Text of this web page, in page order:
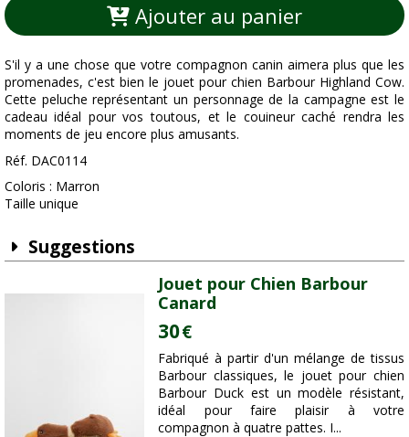
Ajouter au panier
S'il y a une chose que votre compagnon canin aimera plus que les
promenades, c'est bien le jouet pour chien Barbour Highland Cow.
Cette peluche représentant un personnage de la campagne est le
cadeau idéal pour vos toutous, et le couineur caché rendra les
moments de jeu encore plus amusants.
Réf. DAC0114
Coloris : Marron
Taille unique
Suggestions
Jouet pour Chien Barbour
Canard
30€
Fabriqué à partir d'un mélange de tissus
Barbour classiques, le jouet pour chien
Barbour Duck est un modèle résistant,
idéal pour faire plaisir à votre
compagnon à quatre pattes. I...